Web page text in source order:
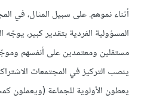
أثناء نموهم. على سبيل المثال، في
المسؤولية الفردية بتقدير كبير،
مستقلين ومعتمدين على أنفسهم
ينصب التركيز في المجتمعات
يعطون الأولوية للجماعة